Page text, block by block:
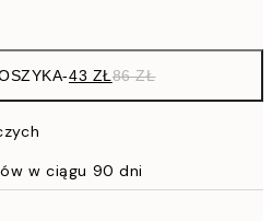
-43 ZŁ 86 ZŁ
w ciągu 90 dni